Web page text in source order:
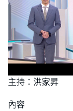
主持：洪家昇
內容